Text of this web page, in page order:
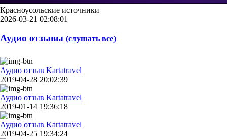
Красноусольские источники
2026-03-21 02:08:01
Аудио отзывы (слушать все)
Аудио отзыв Kartatravel
2019-04-28 20:02:39
Аудио отзыв Kartatravel
2019-01-14 19:36:18
Аудио отзыв Kartatravel
2019-04-25 19:34:24